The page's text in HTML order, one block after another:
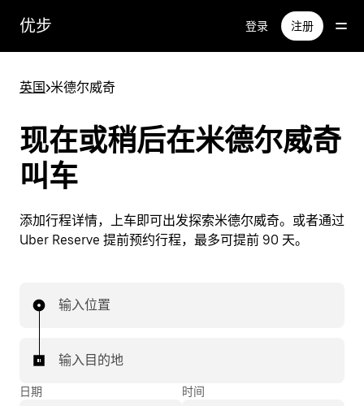
优步 登录 注册
英国>米德尔威奇
现在或稍后在米德尔威奇
叫车
添加行程详情，上车即可出发探索米德尔威奇。或者通过
Uber Reserve 提前预约行程，最多可提前 90 天。
输入位置
输入目的地
日期 时间